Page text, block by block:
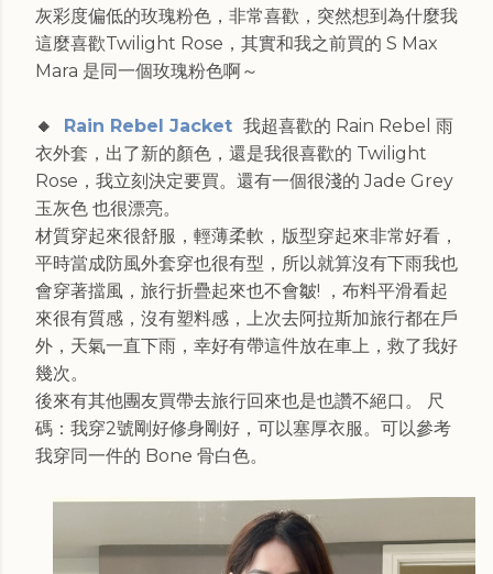
灰彩度偏低的玫瑰粉色，非常喜歡，突然想到為什麼我
這麼喜歡Twilight Rose，其實和我之前買的 S Max
Mara 是同一個玫瑰粉色啊～
🔸 Rain Rebel Jacket 我超喜歡的 Rain Rebel 雨
衣外套，出了新的顏色，還是我很喜歡的 Twilight
Rose，我立刻決定要買。還有一個很淺的 Jade Grey
玉灰色 也很漂亮。
材質穿起來很舒服，輕薄柔軟，版型穿起來非常好看，
平時當成防風外套穿也很有型，所以就算沒有下雨我也
會穿著擋風，旅行折疊起來也不會皺! ，布料平滑看起
來很有質感，沒有塑料感，上次去阿拉斯加旅行都在戶
外，天氣一直下雨，幸好有帶這件放在車上，救了我好
幾次。
後來有其他團友買帶去旅行回來也是也讚不絕口。 尺
碼：我穿2號剛好修身剛好，可以塞厚衣服。可以參考
我穿同一件的 Bone 骨白色。